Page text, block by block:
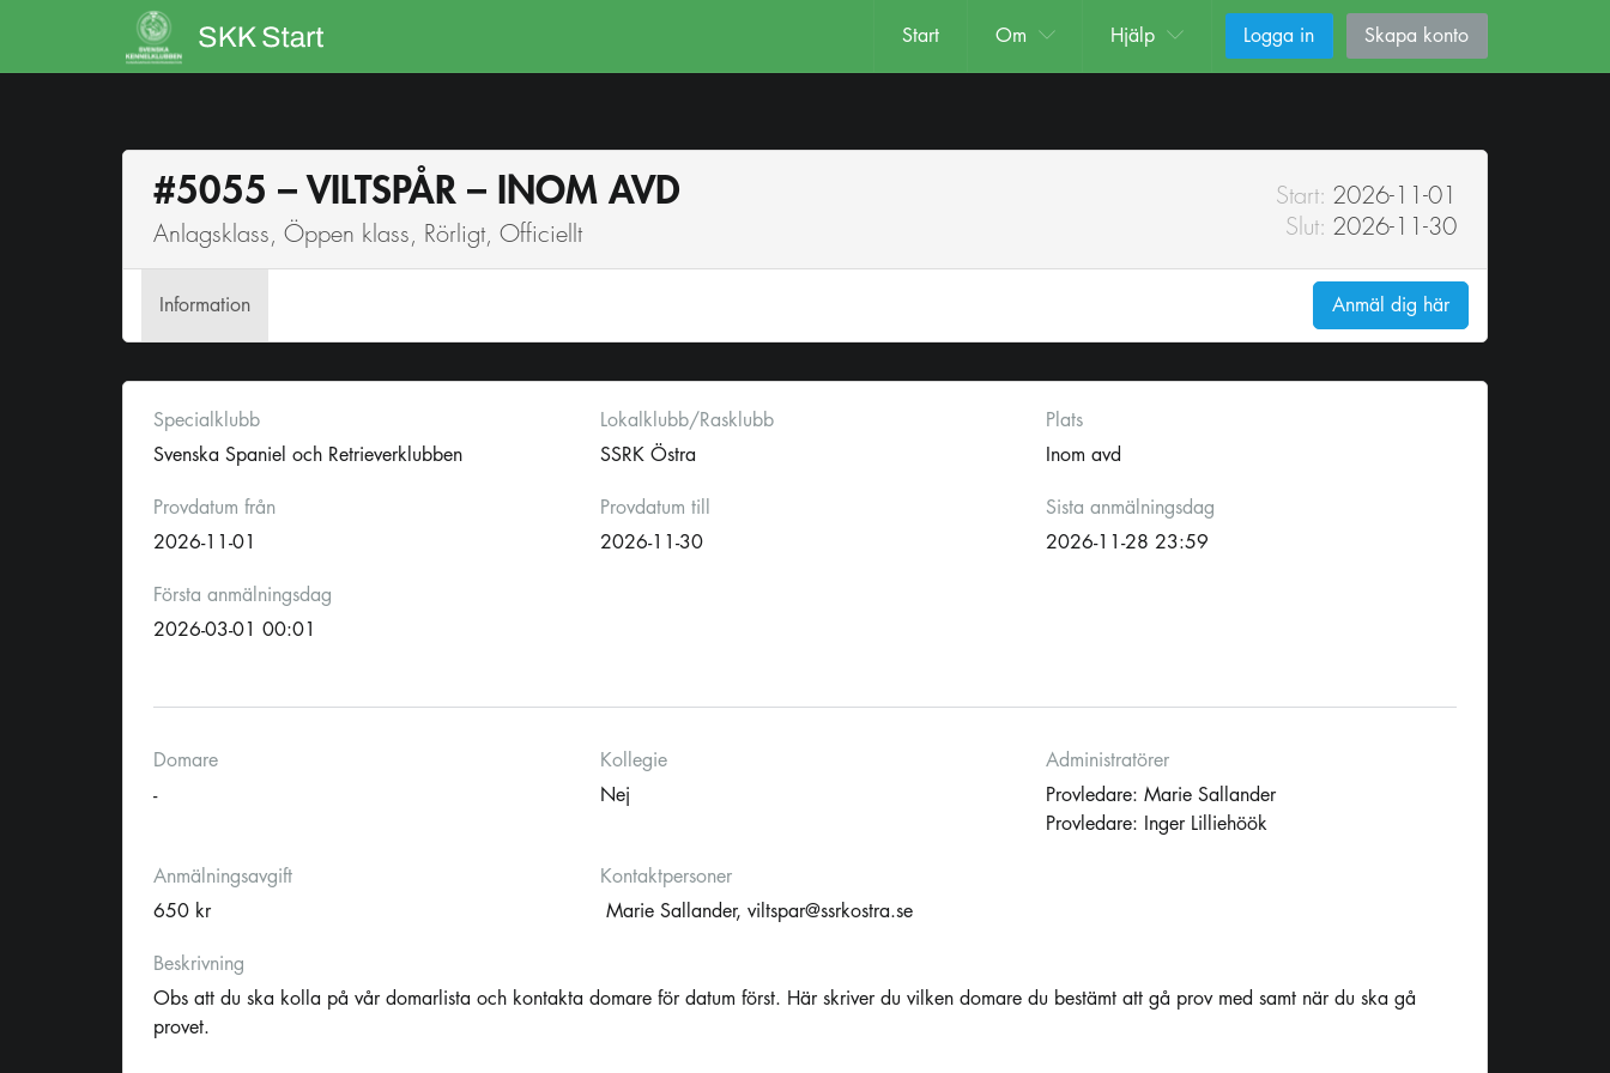
Start Om Hjälp Logga in Skapa konto
#5055 – VILTSPÅR – INOM AVD
Anlagsklass, Öppen klass, Rörligt, Officiellt
Start: 2026-11-01
Slut: 2026-11-30
Anmäl dig här
Information
Specialklubb
Svenska Spaniel och Retrieverklubben
Lokalklubb/Rasklubb
SSRK Östra
Plats
Inom avd
Provdatum från
2026-11-01
Provdatum till
2026-11-30
Sista anmälningsdag
2026-11-28 23:59
Första anmälningsdag
2026-03-01 00:01
Domare
-
Kollegie
Nej
Administratörer
Provledare: Marie Sallander
Provledare: Inger Lilliehöök
Anmälningsavgift
650 kr
Kontaktpersoner
Marie Sallander, viltspar@ssrkostra.se
Beskrivning
Obs att du ska kolla på vår domarlista och kontakta domare för datum först. Här skriver du vilken domare du bestämt att gå prov med samt när du ska gå
provet.